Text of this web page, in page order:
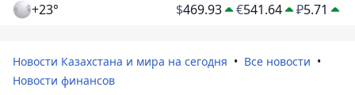
+23° $469.93 €541.64 ₽5.71
Новости Казахстана и мира на сегодня
Все новости
Новости финансов